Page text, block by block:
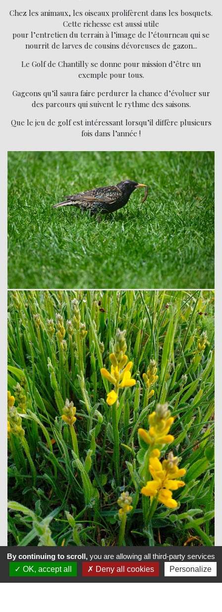
Chez les animaux, les oiseaux prolifèrent dans les bosquets.
Cette richesse est aussi utile
pour l’entretien du terrain à l’image de l’étourneau qui se
nourrit de larves de cousins dévoreuses de gazon...
Le Golf de Chantilly se donne pour mission d’être un
exemple pour tous.
Gageons qu’il saura faire perdurer la chance d’évoluer sur
des parcours qui suivent le rythme des saisons.
Que le jeu de golf est intéressant lorsqu’il diffère plusieurs
fois dans l’année !
By continuing to scroll, you are allowing all third-party services
OK, accept all
Deny all cookies Personalize